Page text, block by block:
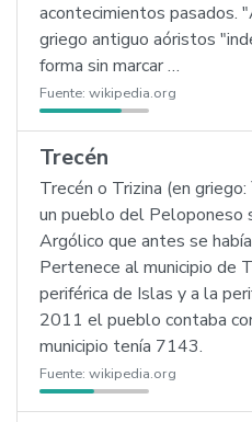
acontecimientos pasados.
griego antiguo aóristos
forma sin marcar …
Fuente: wikipedia.org
Trecén
Trecén o Trizina (en griego:
un pueblo del
Argólico que antes se
Pertenece al municipio de
periférica de Islas y a la
2011 el pueblo contaba
municipio tenía 7143.
Fuente: wikipedia.org